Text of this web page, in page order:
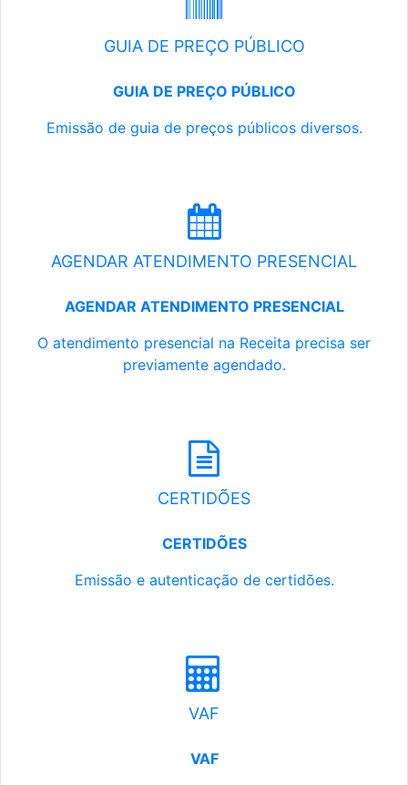
GUIA DE PREÇO PÚBLICO
GUIA DE PREÇO PÚBLICO
Emissão de guia de preços públicos diversos.
AGENDAR ATENDIMENTO PRESENCIAL
AGENDAR ATENDIMENTO PRESENCIAL
O atendimento presencial na Receita precisa ser
previamente agendado.
CERTIDÕES
CERTIDÕES
Emissão e autenticação de certidões.
VAF
VAF